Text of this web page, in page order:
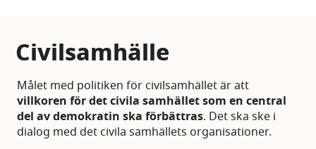
Civilsamhälle
Målet med politiken för civilsamhället är att
villkoren för det civila samhället som en central
del av demokratin ska förbättras. Det ska ske i
dialog med det civila samhällets organisationer.